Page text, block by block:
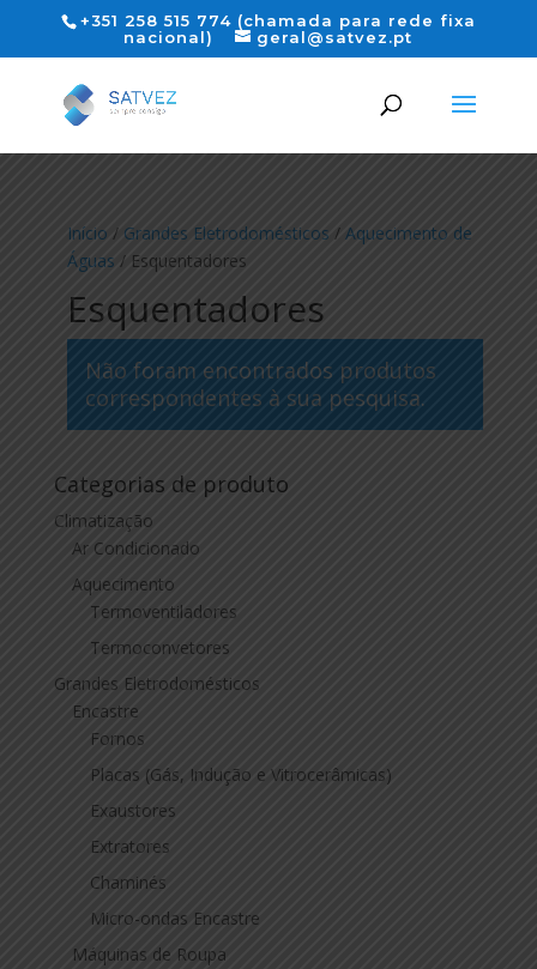
+351 258 515 774 (chamada para rede fixa
nacional)
geral@satvez.pt
Início / Grandes Eletrodomésticos / Aquecimento de
Águas / Esquentadores
Esquentadores
Não foram encontrados produtos
correspondentes à sua pesquisa.
Categorias de produto
Climatização
Ar Condicionado
Aquecimento
Termoventiladores
Termoconvetores
Grandes Eletrodomésticos
Encastre
Fornos
Placas (Gás, Indução e Vitrocerâmicas)
Exaustores
Extratores
Chaminés
Micro-ondas Encastre
Máquinas de Roupa